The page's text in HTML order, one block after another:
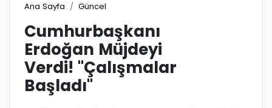
Ana Sayfa Güncel
Cumhurbaşkanı
Erdoğan Müjdeyi
Verdi! "Çalışmalar
Başladı"